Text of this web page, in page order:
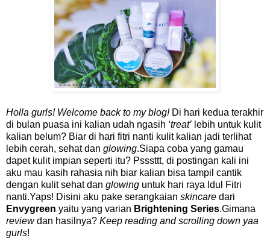
Holla gurls! Welcome back to my blog!Di hari kedua terakhir
di bulan puasa ini kalian udah ngasih ‘treat’ lebih untuk kulit
kalian belum? Biar di hari fitri nanti kulit kalian jadi terlihat
lebih cerah, sehat dan glowing.Siapa coba yang gamau
dapet kulit impian seperti itu? Psssttt, di postingan kali ini
aku mau kasih rahasia nih biar kalian bisa tampil cantik
dengan kulit sehat dan glowing untuk hari raya Idul Fitri
nanti.Yaps! Disini aku pake serangkaian skincare dari
Envygreen yaitu yang varian Brightening Series.Gimana
reviewdan hasilnya? Keep reading and scrolling down yaa
gurls!